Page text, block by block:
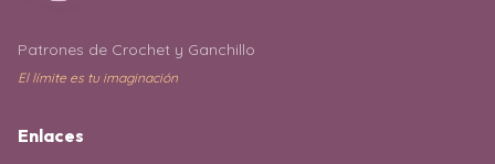
Patrones de Crochet y Ganchillo
El límite es tu imaginación
Enlaces